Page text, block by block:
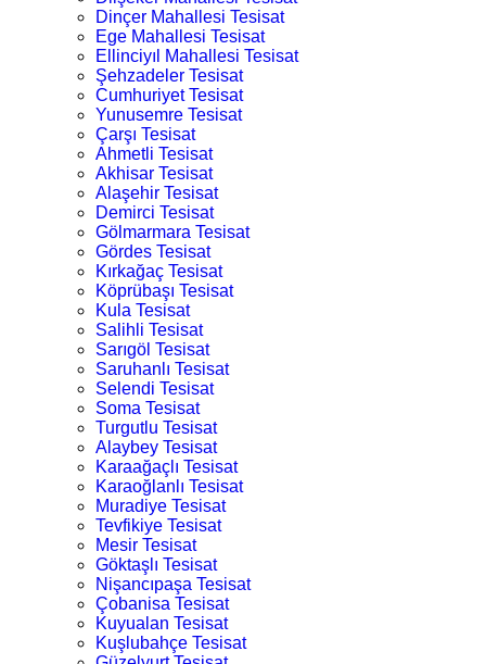
Dinçer Mahallesi Tesisat
Ege Mahallesi Tesisat
Ellinciyıl Mahallesi Tesisat
Şehzadeler Tesisat
Cumhuriyet Tesisat
Yunusemre Tesisat
Çarşı Tesisat
Ahmetli Tesisat
Akhisar Tesisat
Alaşehir Tesisat
Demirci Tesisat
Gölmarmara Tesisat
Gördes Tesisat
Kırkağaç Tesisat
Köprübaşı Tesisat
Kula Tesisat
Salihli Tesisat
Sarıgöl Tesisat
Saruhanlı Tesisat
Selendi Tesisat
Soma Tesisat
Turgutlu Tesisat
Alaybey Tesisat
Karaağaçlı Tesisat
Karaoğlanlı Tesisat
Muradiye Tesisat
Tevfikiye Tesisat
Mesir Tesisat
Göktaşlı Tesisat
Nişancıpaşa Tesisat
Çobanisa Tesisat
Kuyualan Tesisat
Kuşlubahçe Tesisat